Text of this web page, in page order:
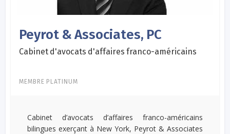
Peyrot & Associates, PC
Cabinet d'avocats d'affaires franco-américains
MEMBRE PLATINUM
Cabinet d’avocats d’affaires franco-américains
bilingues exerçant à New York, Peyrot & Associates